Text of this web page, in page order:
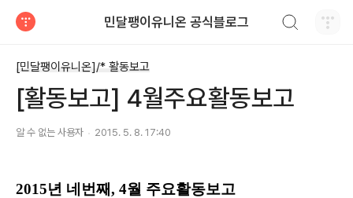
민달팽이유니온 공식블로그
[민달팽이유니온]/* 활동보고
[활동보고] 4월주요활동보고
알 수 없는 사용자 2015. 5. 8. 17:40
2015년 네번째, 4월 주요활동보고